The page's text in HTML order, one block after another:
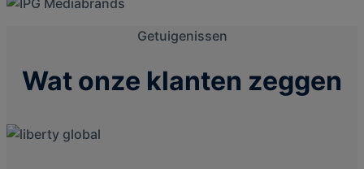
Getuigenissen
Wat onze klanten zeggen